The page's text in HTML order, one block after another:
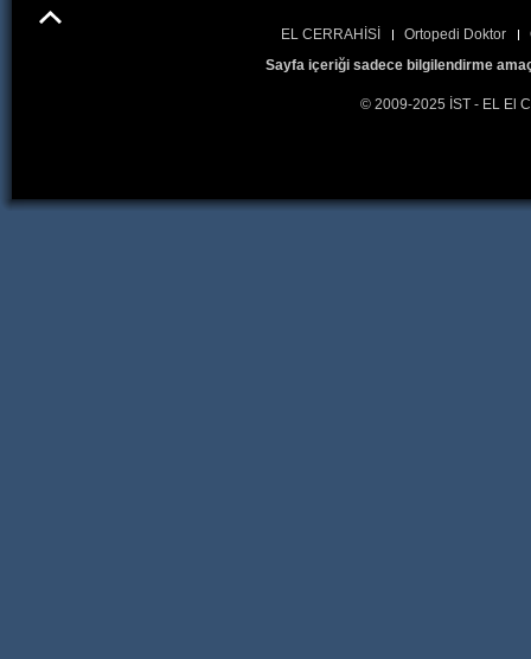
EL CERRAHİSİ Ortopedi Doktor
Sayfa içeriği sadece bilgilendirme
© 2009-2025 İST - EL El